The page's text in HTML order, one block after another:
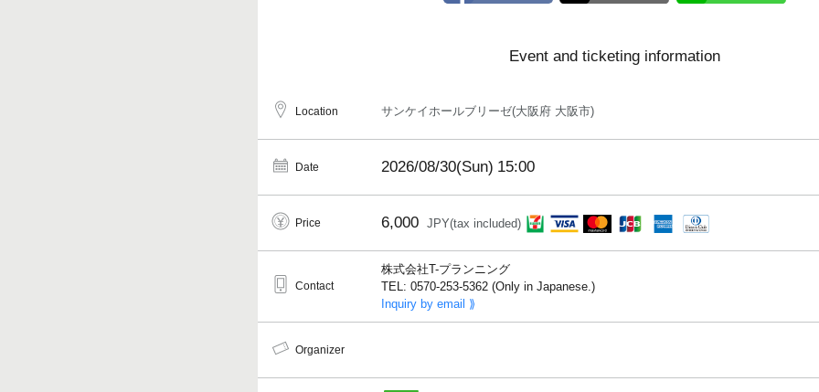
Event and ticketing information
Location サンケイホールブリーゼ(大阪府 大阪市)
Date 2026/08/30(Sun) 15:00
Price 6,000 JPY(tax included)
Contact
株式会社T-プランニング
TEL: 0570-253-5362 (Only in Japanese.)
Inquiry by email ⟫
Organizer